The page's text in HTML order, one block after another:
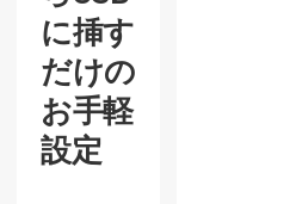
に挿す
だけの
お手軽
設定